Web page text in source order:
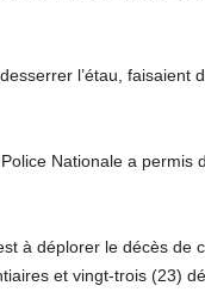
l’étau, faisaient
Nationale a permis
à déplorer le décès de
et vingt-trois (23)